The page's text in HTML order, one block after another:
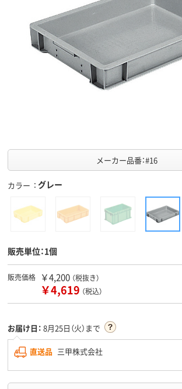
メーカー品番：#16
カラー グレー
販売単位：1個
販売価格 ￥4,200 （税抜き）
￥4,619 （税込）
お届け日： 8月25日（火）まで
直送品 三甲株式会社